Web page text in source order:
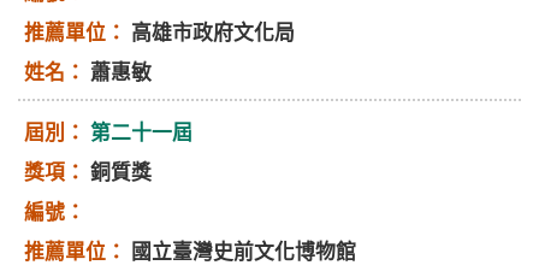
高雄市政府文化局
蕭惠敏
第二十一屆
銅質獎
國立臺灣史前文化博物館